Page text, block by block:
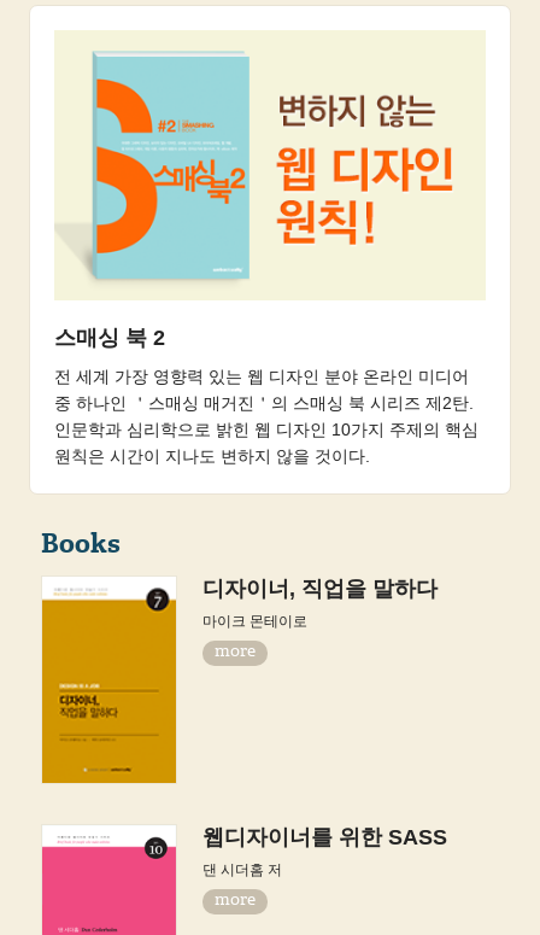
스매싱 북 2
전 세계 가장 영향력 있는 웹 디자인 분야 온라인 미디어
중 하나인 ＇스매싱 매거진＇의 스매싱 북 시리즈 제2탄.
인문학과 심리학으로 밝힌 웹 디자인 10가지 주제의 핵심
원칙은 시간이 지나도 변하지 않을 것이다.
Books
디자이너, 직업을 말하다
마이크 몬테이로
more
웹디자이너를 위한 SASS
댄 시더홈 저
more